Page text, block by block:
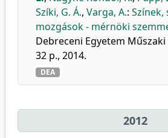
Szíki, G. Á., Varga, A.: Színek,
mozgások - mérnöki
Debreceni Egyetem Műszaki
32 p., 2014.
DEA
2012